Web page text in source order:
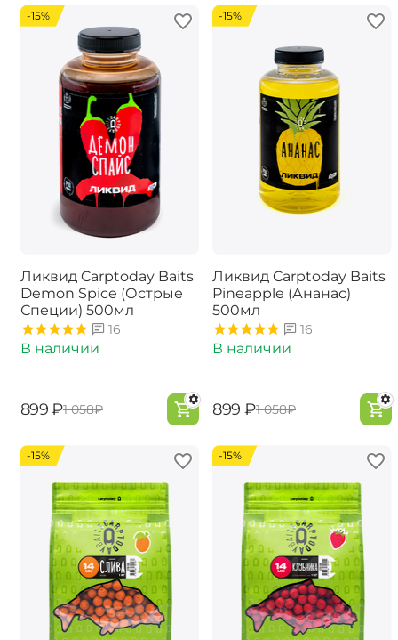
-15%
Ликвид Carptoday Baits
Demon Spice (Острые
Специи) 500мл
16
В наличии
‍899‍ ₽‍1 058‍₽
-15%
Ликвид Carptoday Baits
Pineapple (Ананас)
500мл
16
В наличии
‍899‍ ₽‍1 058‍₽
-15% -15%